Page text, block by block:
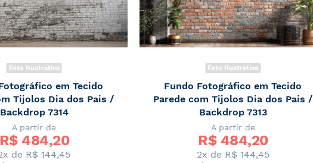
Foto Ilustrativa
em Tecido
Tijolos Dia dos Pais /
Backdrop 7314
A partir de
R$ 484,20
de R$ 144,45
Foto Ilustrativa
Fundo Fotográfico em Tecido
Parede com Tijolos Dia dos Pais /
Backdrop 7313
A partir de
R$ 484,20
2x de R$ 144,45